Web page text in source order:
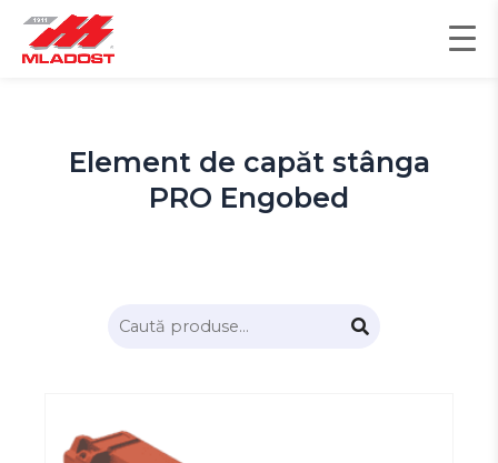
Skip
content
Element de capăt stânga
PRO Engobed